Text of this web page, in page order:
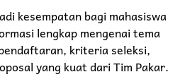
kesempatan bagi mahasiswa
lengkap mengenai tema
kriteria seleksi,
yang kuat dari Tim Pakar.